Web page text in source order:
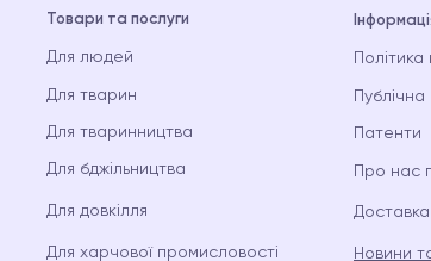
Товари та послуги
Для людей
Для тварин
Для тваринництва
Для бджільництва
Для довкілля
Для харчової промисловості
Політика
Патенти
Про нас
Новини